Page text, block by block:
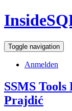
Toggle navigation
Anmelden
SSMS
Prajdić